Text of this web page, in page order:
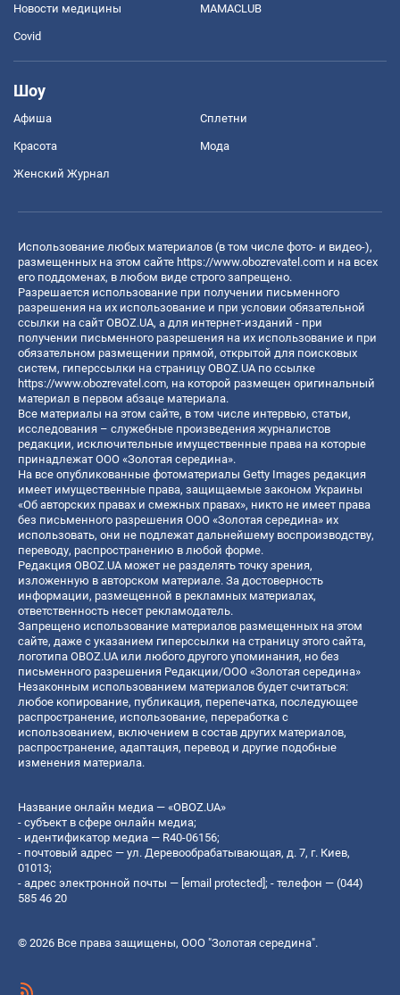
Новости медицины MAMACLUB
Covid
Шоу
Афиша Сплетни
Красота Мода
Женский Журнал
Использование любых материалов (в том числе фото- и видео-),
размещенных на этом сайте https://www.obozrevatel.com и на всех
его поддоменах, в любом виде строго запрещено.
Разрешается использование при получении письменного
разрешения на их использование и при условии обязательной
ссылки на сайт OBOZ.UA, а для интернет-изданий - при
получении письменного разрешения на их использование и при
обязательном размещении прямой, открытой для поисковых
систем, гиперссылки на страницу OBOZ.UA по ссылке
https://www.obozrevatel.com, на которой размещен оригинальный
материал в первом абзаце материала.
Все материалы на этом сайте, в том числе интервью, статьи,
исследования – служебные произведения журналистов
редакции, исключительные имущественные права на которые
принадлежат ООО «Золотая середина».
На все опубликованные фотоматериалы Getty Images редакция
имеет имущественные права, защищаемые законом Украины
«Об авторских правах и смежных правах», никто не имеет права
без письменного разрешения ООО «Золотая середина» их
использовать, они не подлежат дальнейшему воспроизводству,
переводу, распространению в любой форме.
Редакция OBOZ.UA может не разделять точку зрения,
изложенную в авторском материале. За достоверность
информации, размещенной в рекламных материалах,
ответственность несет рекламодатель.
Запрещено использование материалов размещенных на этом
сайте, даже с указанием гиперссылки на страницу этого сайта,
логотипа OBOZ.UA или любого другого упоминания, но без
письменного разрешения Редакции/ООО «Золотая середина»
Незаконным использованием материалов будет считаться:
любое копирование, публикация, перепечатка, последующее
распространение, использование, переработка с
использованием, включением в состав других материалов,
распространение, адаптация, перевод и другие подобные
изменения материала.
Название онлайн медиа — «OBOZ.UA»
- субъект в сфере онлайн медиа;
- идентификатор медиа — R40-06156;
- почтовый адрес — ул. Деревообрабатывающая, д. 7, г. Киев,
01013;
- адрес электронной почты — [email protected]; - телефон — (044)
585 46 20
© 2026 Все права защищены, ООО "Золотая середина".